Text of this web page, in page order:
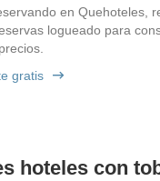
en Quehoteles,
logueado para
gratis
hoteles con